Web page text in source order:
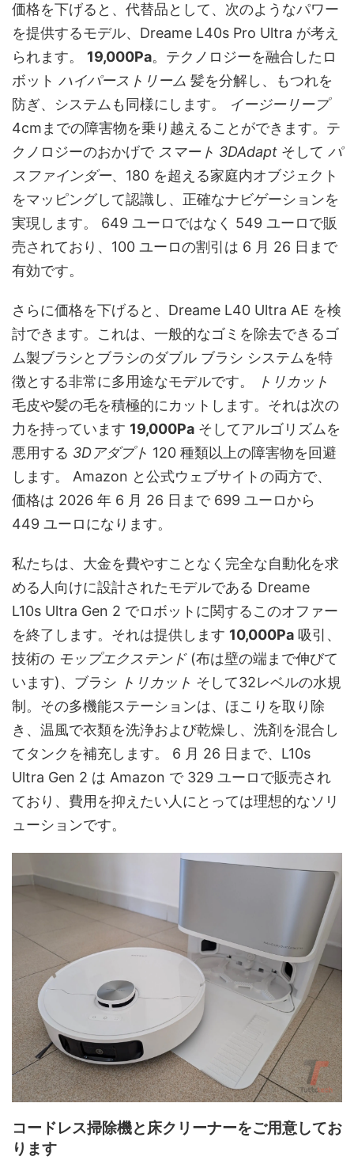
価格を下げると、代替品として、次のようなパワー
を提供するモデル、Dreame L40s Pro Ultra が考え
られます。 19,000Pa。テクノロジーを融合したロ
ボット ハイパーストリーム 髪を分解し、もつれを
防ぎ、システムも同様にします。
イージーリープ
4cmまでの障害物を乗り越えることができます。テ
クノロジーのおかげで スマート 3DAdapt そして パ
スファインダー、180 を超える家庭内オブジェクト
をマッピングして認識し、正確なナビゲーションを
実現します。 649 ユーロではなく 549 ユーロで販
売されており、100 ユーロの割引は 6 月 26 日まで
有効です。
さらに価格を下げると、Dreame L40 Ultra AE を検
討できます。これは、一般的なゴミを除去できるゴ
ム製ブラシとブラシのダブル ブラシ システムを特
徴とする非常に多用途なモデルです。
トリカット
毛皮や髪の毛を積極的にカットします。それは次の
力を持っています 19,000Pa そしてアルゴリズムを
悪用する 3Dアダプト 120 種類以上の障害物を回避
します。 Amazon と公式ウェブサイトの両方で、
価格は 2026 年 6 月 26 日まで 699 ユーロから
449 ユーロになります。
私たちは、大金を費やすことなく完全な自動化を求
める人向けに設計されたモデルである Dreame
L10s Ultra Gen 2 でロボットに関するこのオファー
を終了します。それは提供します 10,000Pa 吸引、
技術の モップエクステンド(布は壁の端まで伸びて
います)、ブラシ
トリカット そして32レベルの水規
制。その多機能ステーションは、ほこりを取り除
き、温風で衣類を洗浄および乾燥し、洗剤を混合し
てタンクを補充します。 6 月 26 日まで、L10s
Ultra Gen 2 は Amazon で 329 ユーロで販売され
ており、費用を抑えたい人にとっては理想的なソリ
ューションです。
コードレス掃除機と床クリーナーをご用意してお
ります